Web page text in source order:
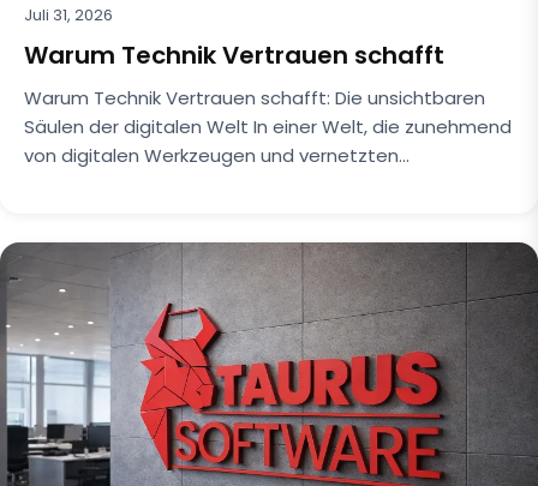
Juli 31, 2026
Warum Technik Vertrauen schafft
Warum Technik Vertrauen schafft: Die unsichtbaren
Säulen der digitalen Welt In einer Welt, die zunehmend
von digitalen Werkzeugen und vernetzten…